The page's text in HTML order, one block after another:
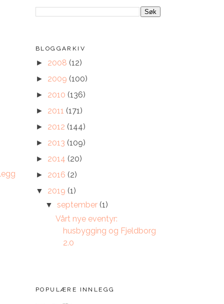
BLOGGARKIV
► 2008 (12)
► 2009 (100)
► 2010 (136)
► 2011 (171)
► 2012 (144)
► 2013 (109)
► 2014 (20)
► 2016 (2)
▼ 2019 (1)
▼september (1)
Vårt nye eventyr:
husbygging og Fjeldborg
2.0
POPULÆRE INNLEGG